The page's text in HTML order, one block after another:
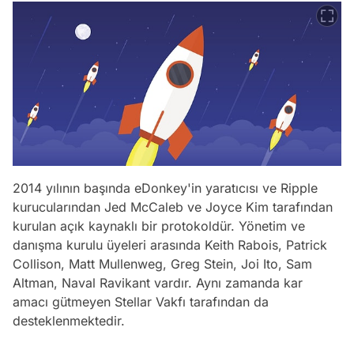
2014 yılının başında eDonkey'in yaratıcısı ve Ripple
kurucularından Jed McCaleb ve Joyce Kim tarafından
kurulan açık kaynaklı bir protokoldür. Yönetim ve
danışma kurulu üyeleri arasında Keith Rabois, Patrick
Collison, Matt Mullenweg, Greg Stein, Joi Ito, Sam
Altman, Naval Ravikant vardır. Aynı zamanda kar
amacı gütmeyen Stellar Vakfı tarafından da
desteklenmektedir.